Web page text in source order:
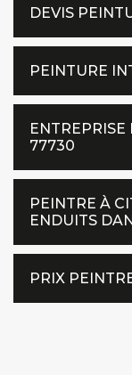
DEVIS
PEINTURE
77730
PEINTRE À
ENDUITS
PRIX